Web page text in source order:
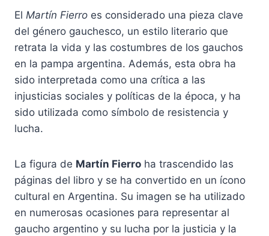
El Martín Fierro es considerado una pieza clave
del género gauchesco, un estilo literario que
retrata la vida y las costumbres de los gauchos
en la pampa argentina. Además, esta obra ha
sido interpretada como una crítica a las
injusticias sociales y políticas de la época, y ha
sido utilizada como símbolo de resistencia y
lucha.
La figura de Martín Fierro ha trascendido las
páginas del libro y se ha convertido en un ícono
cultural en Argentina. Su imagen se ha utilizado
en numerosas ocasiones para representar al
gaucho argentino y su lucha por la justicia y la